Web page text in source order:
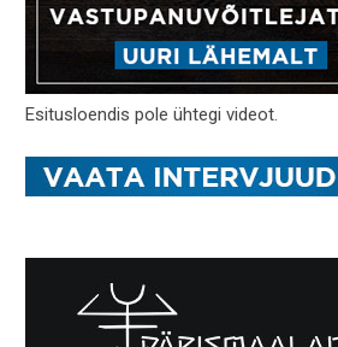
Esitusloendis pole ühtegi videot.